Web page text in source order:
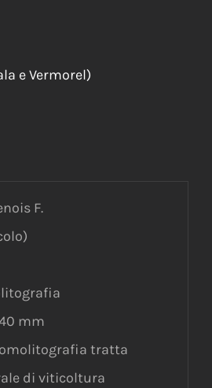
e Vermorel)
F.
mm
tratta
di viticoltura